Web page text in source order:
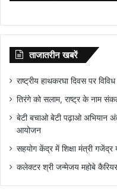
ताजातरीन खबरें
राष्ट्रीय हाथकरघा दिवस पर
तिरंगे को सलाम, राष्ट्र के नाम
बेटी बचाओ बेटी पढ़ाओ अभियान
आयोजन
सहयोग केंद्र में शिक्षा मंत्री गजेंद्र
कलेक्टर श्री जन्मेजय महोबे कैरियर